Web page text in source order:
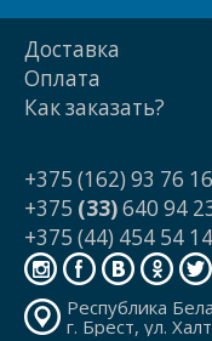
Доставка
Оплата
Как заказать?
+375 (162) 93 76 16
+375 (33)640 94
+375 (44) 454 54 14
Республика
г. Брест, ул.